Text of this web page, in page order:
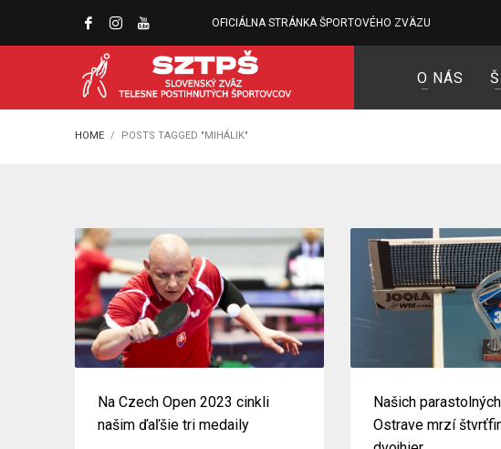
OFICIÁLNA STRÁNKA ŠPORTOVÉHO ZVÄZU
O NÁS
HOME POSTS TAGGED "MIHÁLIK"
Na Czech Open 2023 cinkli
našim ďaľšie tri medaily
Našich
Ostrave mrzí